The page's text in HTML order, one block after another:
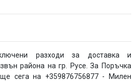
разходи за доставка и
района на гр. Русе. За Поръчка
сега на +359876756877 - Милен